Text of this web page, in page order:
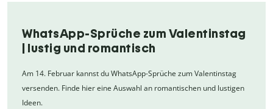
WhatsApp-Sprüche zum Valentinstag
| lustig und romantisch
Am 14. Februar kannst du WhatsApp-Sprüche zum Valentinstag
versenden. Finde hier eine Auswahl an romantischen und lustigen
Ideen.